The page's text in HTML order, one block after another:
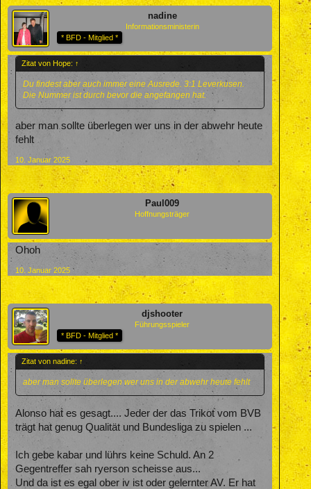
nadine
Informationsministerin
* BFD - Mitglied *
Zitat von Hope: ↑
Du findest aber auch immer eine Ausrede. 3:1 Leverkusen.
Die Nummer ist durch bevor die angefangen hat.
aber man sollte überlegen wer uns in der abwehr heute
fehlt
10. Januar 2025
Paul009
Hoffnungsträger
Ohoh
10. Januar 2025
djshooter
Führungsspieler
* BFD - Mitglied *
Zitat von nadine: ↑
aber man sollte überlegen wer uns in der abwehr heute fehlt
Alonso hat es gesagt.... Jeder der das Trikot vom BVB
trägt hat genug Qualität und Bundesliga zu spielen ...
Ich gebe kabar und lührs keine Schuld. An 2
Gegentreffer sah ryerson scheisse aus...
Und da ist es egal ober iv ist oder gelernter AV. Er hat